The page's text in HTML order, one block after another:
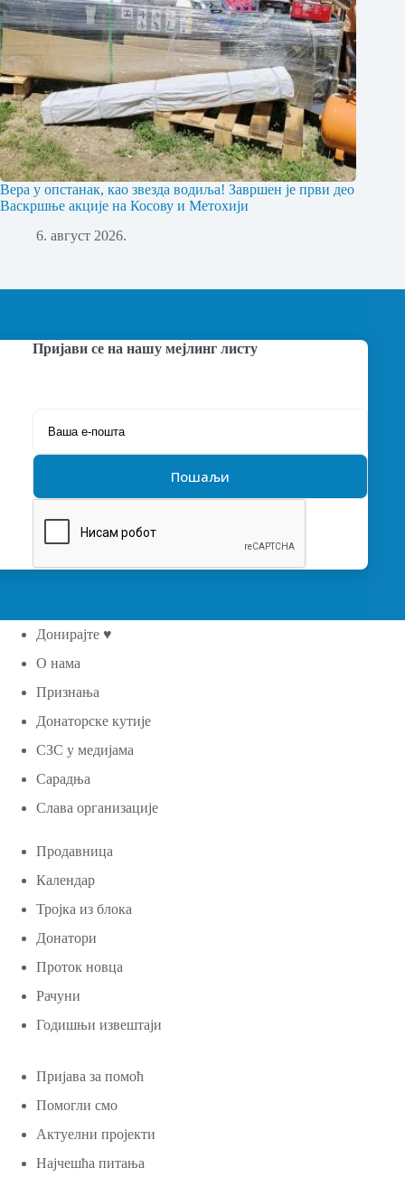
Вера у опстанак, као звезда водиља! Завршен је први део
Васкршње акције на Косову и Метохији
6. август 2026.
Пријави се на нашу мејлинг листу
Донирајте ♥
О нама
Признања
Донаторске кутије
СЗС у медијама
Сарадња
Слава организације
Продавница
Календар
Тројка из блока
Донатори
Проток новца
Рачуни
Годишњи извештаји
Пријава за помоћ
Помогли смо
Актуелни пројекти
Најчешћа питања